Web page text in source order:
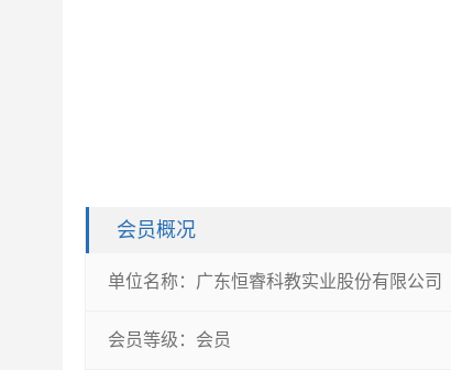
会员概况
单位名称： 广东恒睿科教实业股份有限公司
会员等级： 会员